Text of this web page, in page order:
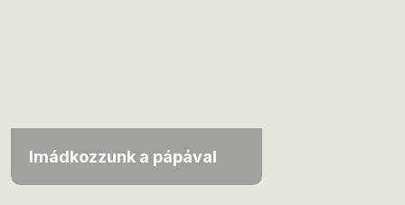
Imádkozzunk a pápával